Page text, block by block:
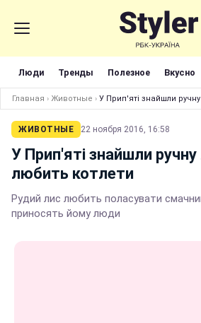
Люди Тренды Полезное Вкусно
Главная › Животные › У Прип'яті знайшли
ЖИВОТНЫЕ 22 ноября 2016, 16:58
У Прип'яті знайшли
любить котлети
Рудий лис любить поласувати
приносять йому люди